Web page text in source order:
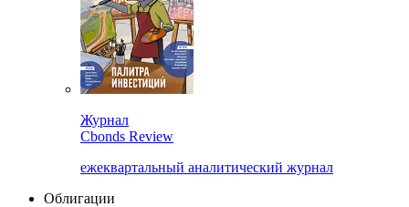
Cbonds Review